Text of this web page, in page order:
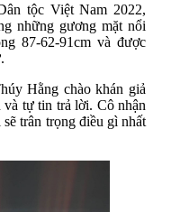
tộc Việt Nam 2022,
những gương mặt nổi
87-62-91cm và được
Hằng chào khán giả
và tự tin trả lời. Cô nhận
trân trọng điều gì nhất